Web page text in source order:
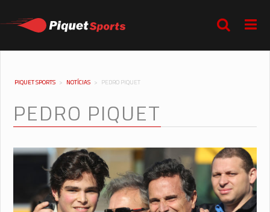
PIQUET SPORTS > NOTÍCIAS > PEDRO PIQUET
PEDRO PIQUET